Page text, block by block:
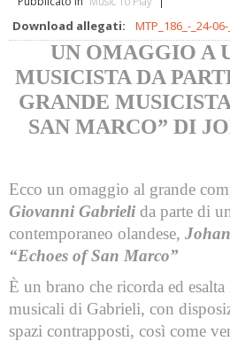
Download allegati: MTP_186_-_24-
UN OMAGGIO A
MUSICISTA DA
GRANDE
SAN MARCO” DI
Ecco un omaggio al grande
Giovanni Gabrieli da parte di
contemporaneo olandese,
“Echoes of San Marco”
È un brano che ricorda ed
musicali di Gabrieli, con
spazi contrapposti, così come
Brani da concorso